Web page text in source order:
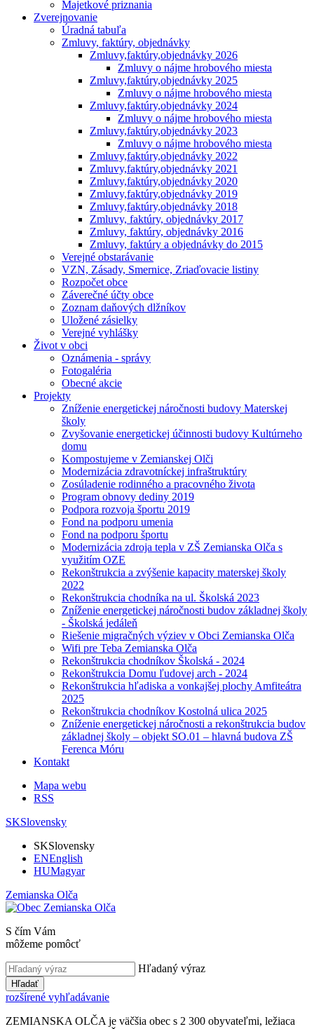
Majetkové priznania
Zverejnovanie
Úradná tabuľa
Zmluvy, faktúry, objednávky
Zmluvy,faktúry,objednávky 2026
Zmluvy o nájme hrobového miesta
Zmluvy,faktúry,objednávky 2025
Zmluvy o nájme hrobového miesta
Zmluvy,faktúry,objednávky 2024
Zmluvy o nájme hrobového miesta
Zmluvy,faktúry,objednávky 2023
Zmluvy o nájme hrobového miesta
Zmluvy,faktúry,objednávky 2022
Zmluvy,faktúry,objednávky 2021
Zmluvy,faktúry,objednávky 2020
Zmluvy,faktúry,objednávky 2019
Zmluvy,faktúry,objednávky 2018
Zmluvy, faktúry, objednávky 2017
Zmluvy, faktúry, objednávky 2016
Zmluvy, faktúry a objednávky do 2015
Verejné obstarávanie
VZN, Zásady, Smernice, Zriaďovacie listiny
Rozpočet obce
Záverečné účty obce
Zoznam daňových dlžníkov
Uložené zásielky
Verejné vyhlášky
Život v obci
Oznámenia - správy
Fotogaléria
Obecné akcie
Projekty
Zníženie energetickej náročnosti budovy Materskej
školy
Zvyšovanie energetickej účinnosti budovy Kultúrneho
domu
Kompostujeme v Zemianskej Olči
Modernizácia zdravotníckej infraštruktúry
Zosúladenie rodinného a pracovného života
Program obnovy dediny 2019
Podpora rozvoja športu 2019
Fond na podporu umenia
Fond na podporu športu
Modernizácia zdroja tepla v ZŠ Zemianska Olča s
využitím OZE
Rekonštrukcia a zvýšenie kapacity materskej školy
2022
Rekonštrukcia chodníka na ul. Školská 2023
Zníženie energetickej náročnosti budov základnej školy
- Školská jedáleň
Riešenie migračných výziev v Obci Zemianska Olča
Wifi pre Teba Zemianska Olča
Rekonštrukcia chodníkov Školská - 2024
Rekonštrukcia Domu ľudovej arch - 2024
Rekonštrukcia hľadiska a vonkajšej plochy Amfiteátra
2025
Rekonštrukcia chodníkov Kostolná ulica 2025
Zníženie energetickej náročnosti a rekonštrukcia budov
základnej školy – objekt SO.01 – hlavná budova ZŠ
Ferenca Móru
Kontakt
Mapa webu
RSS
SKSlovensky
SKSlovensky
ENEnglish
HUMagyar
Zemianska Olča
S čím Vám
môžeme pomôcť
Hľadaný výraz
Hľadať
rozšírené vyhľadávanie
ZEMIANSKA OLČA je väčšia obec s 2 300 obyvateľmi, ležiaca